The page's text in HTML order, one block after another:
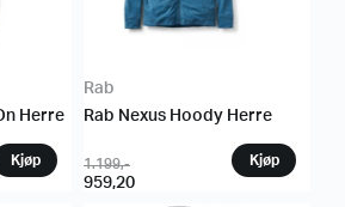
Herre
Rab
Rab Nexus Hoody Herre
1.199,-
959,20